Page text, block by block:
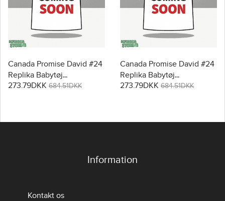
Canada Promise David #24
Replika Babytøj
Hjemmebanesæt Børn VM
273.79DKK 684.51DKK
Canada Promise David #24
Replika Babytøj
Udebanesæt Børn VM
273.79DKK 684.51DKK
Information
Kontakt os